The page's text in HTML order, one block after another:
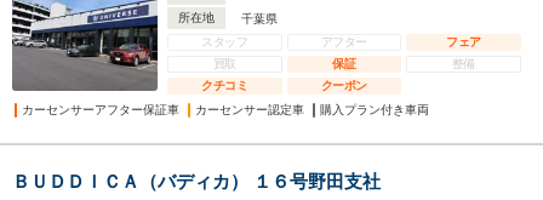
所在地
千葉県
スタッフ
アフター
フェア
買取
保証
整備
クチコミ
クーポン
カーセンサーアフター保証車
カーセンサー認定車 購入プラン付き車両
ＢＵＤＤＩＣＡ（バディカ） １６号野田支社